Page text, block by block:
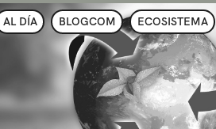
AL DÍA BLOGCOM ECOSISTEMA